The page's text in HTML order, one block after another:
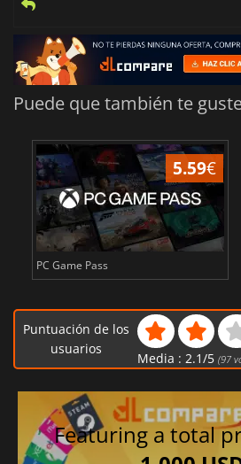
Puede que también te
5.59€
PC Game Pass
Puntuación de los
usuarios
Media : 2.1/5 (97
Featuring a total